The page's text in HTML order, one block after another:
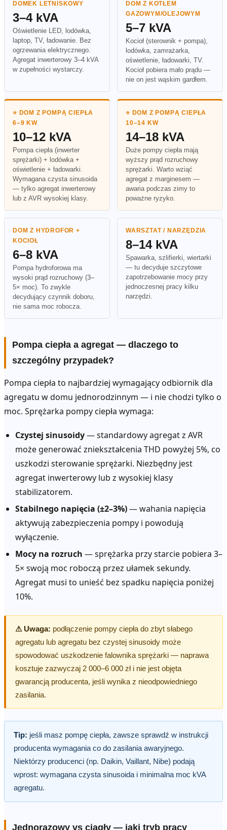
DOMEK LETNISKOWY
3–4 kVA
Oświetlenie LED, lodówka,
laptop, TV, ładowanie. Bez
ogrzewania elektrycznego.
Agregat inwerterowy 3–4 kVA
w zupełności wystarczy.
DOM Z KOTŁEM
GAZOWYM/OLEJOWYM
5–7 kVA
Kocioł (sterownik + pompa),
lodówka, zamrażarka,
oświetlenie, ładowarki, TV.
Kocioł pobiera mało prądu —
nie on jest wąskim gardłem.
⭐ DOM Z POMPĄ CIEPŁA
6–9 KW
10–12 kVA
Pompa ciepła (inwerter
sprężarki) + lodówka +
oświetlenie + ładowarki.
Wymagana czysta sinusoida
— tylko agregat inwerterowy
lub z AVR wysokiej klasy.
⭐ DOM Z POMPĄ CIEPŁA
10–14 KW
14–18 kVA
Duże pompy ciepła mają
wyższy prąd rozruchowy
sprężarki. Warto wziąć
agregat z marginesem —
awaria podczas zimy to
poważne ryzyko.
DOM Z HYDROFOR +
KOCIOŁ
6–8 kVA
Pompa hydroforowa ma
wysoki prąd rozruchowy (3–
5× moc). To zwykle
decydujący czynnik doboru,
nie sama moc robocza.
WARSZTAT / NARZĘDZIA
8–14 kVA
Spawarka, szlifierki, wiertarki
— tu decyduje szczytowe
zapotrzebowanie mocy przy
jednoczesnej pracy kilku
narzędzi.
Pompa ciepła a agregat — dlaczego to
szczególny przypadek?
Pompa ciepła to najbardziej wymagający odbiornik dla
agregatu w domu jednorodzinnym — i nie chodzi tylko o
moc. Sprężarka pompy ciepła wymaga:
Czystej sinusoidy— standardowy agregat z AVR
może generować zniekształcenia THD powyżej 5%, co
uszkodzi sterowanie sprężarki. Niezbędny jest
agregat inwerterowy lub z wysokiej klasy
stabilizatorem.
Stabilnego napięcia (±2–3%)— wahania napięcia
aktywują zabezpieczenia pompy i powodują
wyłączenie.
Mocy na rozruch — sprężarka przy starcie pobiera 3–
5× swoją moc roboczą przez ułamek sekundy.
Agregat musi to unieść bez spadku napięcia poniżej
10%.
⚠ Uwaga: podłączenie pompy ciepła do zbyt słabego
agregatu lub agregatu bez czystej sinusoidy może
spowodować uszkodzenie falownika sprężarki — naprawa
kosztuje zazwyczaj 2 000–6 000 zł i nie jest objęta
gwarancją producenta, jeśli wynika z nieodpowiedniego
zasilania.
Tip: jeśli masz pompę ciepła, zawsze sprawdź w instrukcji
producenta wymagania co do zasilania awaryjnego.
Niektórzy producenci (np. Daikin, Vaillant, Nibe) podają
wprost: wymagana czysta sinusoida i minimalna moc kVA
agregatu.
Jednorazowy vs ciągły — jaki tryb pracy